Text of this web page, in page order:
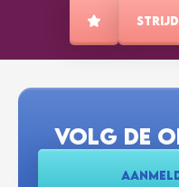
VOLG DE